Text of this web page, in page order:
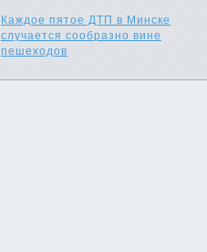
Каждое пятое ДТП в Минске
случается сообразно вине
пешеходов